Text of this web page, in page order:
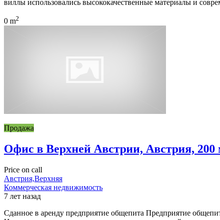
виллы использовались высококачественные материалы и
0 m2
Продажа
Офис в Верхней Австрии, Австрия, 200
Price on call
Австрия,Верхняя
Коммерческая недвижимость
7 лет назад
Сданное в аренду предприятие общепита Предприятие